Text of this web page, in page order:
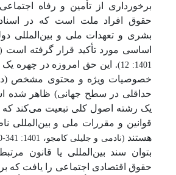
برخورداری از تأمین و رفاه
حقوق افراد ملت است که در اسناد
بشری و تعهدات ملی و بین‌المللی
اساسی مورد تأکید قرار گرفته است
1401: 12)
. این حق امروزه در چهره
خصوصیات ویژه و محتوی مشخص
حداقلی در سطح جهانی) ظاهر شده
یک رشته اصول کلی تبعیت می‌کند که
قوانین و مقررات ملی و بین‌المللی
هستند (نادمی و جلیلی کامجو، 1401: 341-320)
بتوان سند بین‌المللی یا قانون
حقوق اقتصادی اجتماعی را یافت که